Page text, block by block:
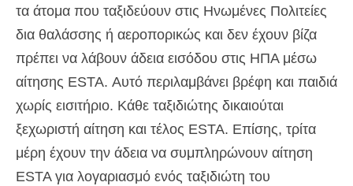
τα άτομα που ταξιδεύουν στις Ηνωμένες Πολιτείες
δια θαλάσσης ή αεροπορικώς και δεν έχουν βίζα
πρέπει να λάβουν άδεια εισόδου στις ΗΠΑ μέσω
αίτησης ESTA. Αυτό περιλαμβάνει βρέφη και παιδιά
χωρίς εισιτήριο. Κάθε ταξιδιώτης δικαιούται
ξεχωριστή αίτηση και τέλος ESTA. Επίσης, τρίτα
μέρη έχουν την άδεια να συμπληρώνουν αίτηση
ESTA για λογαριασμό ενός ταξιδιώτη του